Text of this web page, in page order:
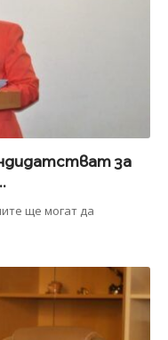
за
ще могат да